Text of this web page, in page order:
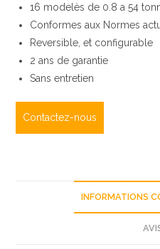
16 modelès de 0.8 a 54
Conformes aux Normes
Reversible, et configurable
2 ans de garantie
Sans entretien
Contactez-nous
INFORMATIONS